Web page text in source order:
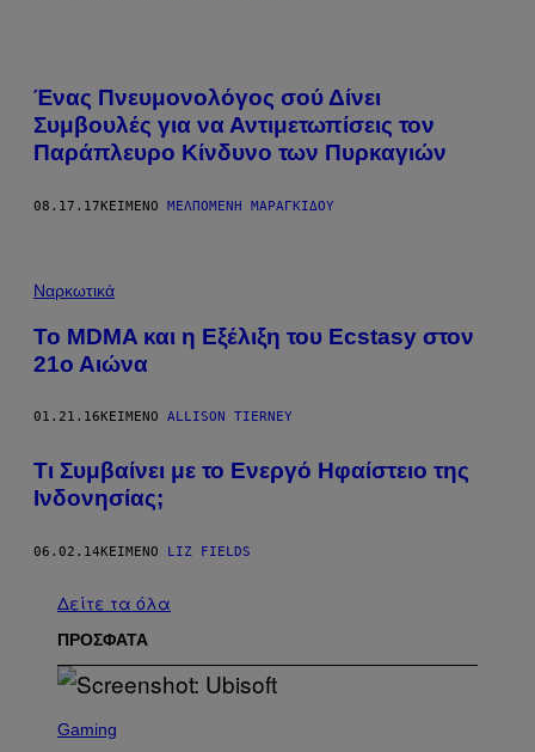
Ένας Πνευμονολόγος σού Δίνει
Συμβουλές για να Αντιμετωπίσεις τον
Παράπλευρο Κίνδυνο των Πυρκαγιών
08.17.17ΚΕΊΜΕΝΟ ΜΕΛΠΟΜΈΝΗ ΜΑΡΑΓΚΊΔΟΥ
Ναρκωτικά
Το MDMA και η Εξέλιξη του Εcstasy στον
21ο Αιώνα
01.21.16 ΚΕΊΜΕΝΟ ALLISON TIERNEY
Tι Συμβαίνει με το Ενεργό Ηφαίστειο της
Ινδονησίας;
06.02.14ΚΕΊΜΕΝΟ LIZ FIELDS
Δείτε τα όλα
ΠΡΟΣΦΑΤΑ
C
Gaming